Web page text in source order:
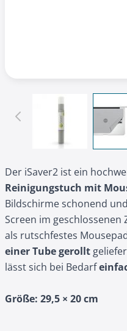
View larger
Der iSaver2 ist ein
Reinigungstuch mit
Bildschirme schonend
Screen im
als rutschfestes
einer Tube gerollt
lässt sich bei Bedarf
Größe: 29,5 × 20 cm